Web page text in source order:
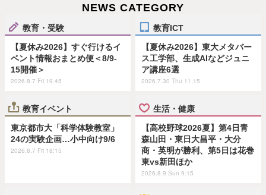
NEWS CATEGORY
教育・受験
【夏休み2026】すぐ行けるイ
ベント情報おまとめ便＜8/9-
15開催＞
2026.8.7 Fri 19:45
教育ICT
【夏休み2026】東大メタバー
ス工学部、生成AIなどジュニ
ア講座6選
2026.7.30 Thu 11:15
教育イベント
東京都市大「科学体験教室」
24の実験企画…小中向け9/6
2026.8.7 Fri 18:15
生活・健康
【高校野球2026夏】第4日青
森山田・東日大昌平・大分
商・英明が勝利、第5日は花巻
東vs新田ほか
2026.8.9 Sun 9:15